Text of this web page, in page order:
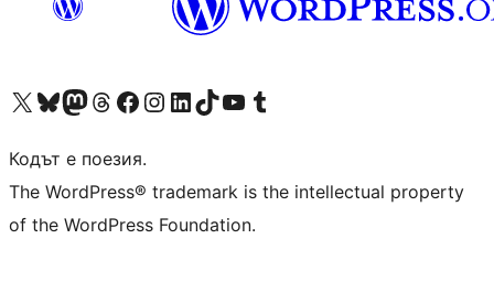
Visit our X (formerly Twitter) account
Visit our Bluesky account
Visit our Mastodon account
Visit our Threads account
Посетете нашата страница във Facebook
Посетете нашия профил в Instagram
Посетете нашия профил в LinkedIn
Visit our TikTok account
Visit our YouTube channel
Visit our Tumblr account
Кодът е поезия.
The WordPress® trademark is the intellectual property
of the WordPress Foundation.